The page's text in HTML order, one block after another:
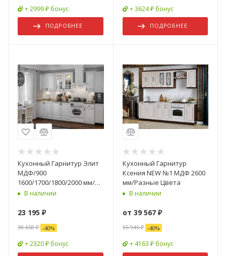
+ 2999 ₽ бонус
ПОДРОБНЕЕ
+ 3624 ₽ бонус
ПОДРОБНЕЕ
Кухонный Гарнитур Элит
МДФ/900
1600/1700/1800/2000 мм/
Разные Цвета
В наличии
23 195 ₽
38 658₽ -40%
+ 2320 ₽ бонус
Кухонный Гарнитур
Ксения NEW №1 МДФ 2600
мм/Разные Цвета
В наличии
от 39 567 ₽
65 945 ₽ -40%
+ 4163 ₽ бонус